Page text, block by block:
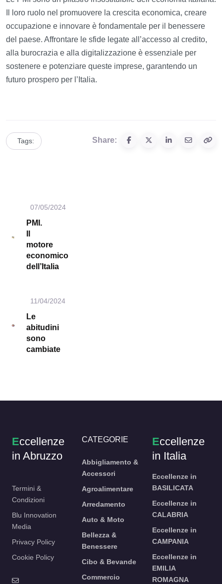
Il loro ruolo nel promuovere la crescita economica, creare
occupazione e innovare è fondamentale per il benessere
del paese. Affrontare le sfide legate all’accesso al credito,
alla burocrazia e alla digitalizzazione è essenziale per
sostenere e potenziare queste imprese, garantendo un
futuro prospero per l’Italia.
Tags: Share:
07/05/2024
PMI.
motore
economico
dell’Italia
11/04/2024
Le
abitudini
sono
cambiate
Eccellenze
in Abruzzo
Termini &
Condizioni
Blu Innovation
Media
Privacy Policy
Cookie Policy
CATEGORIE
Abbigliamento &
Accessori
Agroalimentare
Arredamento
Auto & Moto
Bellezza &
Benessere
Cibo & Bevande
Commercio
Eccellenze
in Italia
Eccellenze in
BASILICATA
Eccellenze in
CALABRIA
Eccellenze in
CAMPANIA
Eccellenze in
EMILIA
ROMAGNA